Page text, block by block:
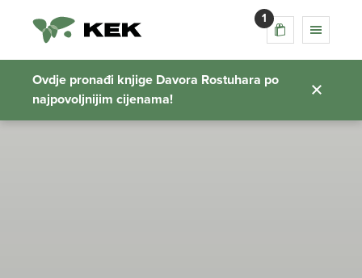
1
Ovdje pronađi knjige Davora Rostuhara po
najpovoljnijim cijenama!